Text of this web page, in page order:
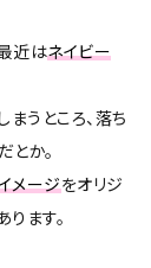
近はネイビー
うところ、落ち
とか。
メージをオリジ
ます。